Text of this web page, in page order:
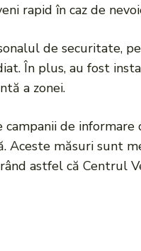
rapid în caz de
de securitate,
În plus, au fost
a zonei.
de informare
Aceste măsuri sunt
astfel că Centrul